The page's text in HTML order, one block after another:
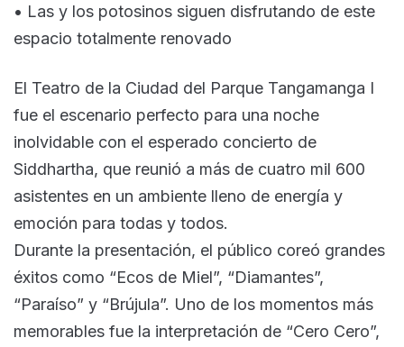
• Las y los potosinos siguen disfrutando de este
espacio totalmente renovado
El Teatro de la Ciudad del Parque Tangamanga I
fue el escenario perfecto para una noche
inolvidable con el esperado concierto de
Siddhartha, que reunió a más de cuatro mil 600
asistentes en un ambiente lleno de energía y
emoción para todas y todos.
Durante la presentación, el público coreó grandes
éxitos como “Ecos de Miel”, “Diamantes”,
“Paraíso” y “Brújula”. Uno de los momentos más
memorables fue la interpretación de “Cero Cero”,